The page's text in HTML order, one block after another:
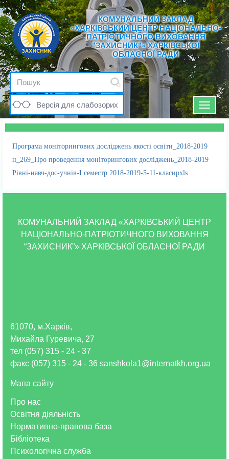
КОМУНАЛЬНИЙ ЗАКЛАД
«ХАРКІВСЬКИЙ ЦЕНТР НАЦІОНАЛЬНО-
ПАТРІОТИЧНОГО ВИХОВАННЯ
"ЗАХИСНИК"» ХАРКІВСЬКОЇ
ОБЛАСНОЇ РАДИ
Версія для слабозорих
Toggle
Програма моніторингових досліджень якості освіти_2018-2019
н_269_Про проведення моніторингових досліджень_2018-2019
Рівні-навч-дос-учнів-І семестр 2018-2019-5-11-класирxls
КОМУНАЛЬНИЙ ЗАКЛАД «ХАРКІВСЬКИЙ ЦЕНТР
НАЦІОНАЛЬНО-ПАТРІОТИЧНОГО ВИХОВАННЯ
“ЗАХИСНИК”» ХАРКІВСЬКОЇ ОБЛАСНОЇ РАДИ
Про нас
Освітня діяльність
Нормативно-правова база
Бібліотека
Психологічна служба
61070, м.Харків,
Михайла Гуревича, 27
тел (057) 315 - 24 - 37
факс (057) 315 - 24 - 36 sanshkola1@internatkh.org.ua
Мапа сайту